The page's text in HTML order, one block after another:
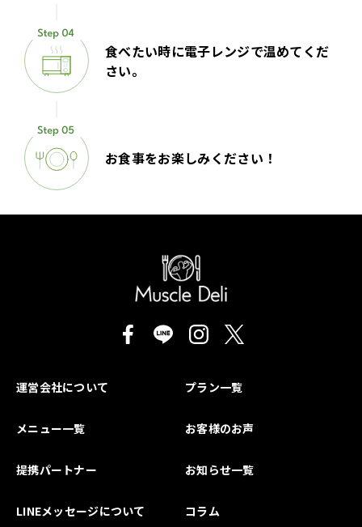
食べたい時に電子レンジで温めてくだ
さい。
お食事をお楽しみください！
運営会社について プラン一覧
メニュー一覧 お客様のお声
提携パートナー お知らせ一覧
LINEメッセージについて コラム